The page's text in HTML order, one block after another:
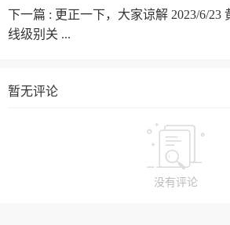
下一篇 : 更正一下，大家谅解 2023/6/23
线级别关 ...
暂无评论
没有评论